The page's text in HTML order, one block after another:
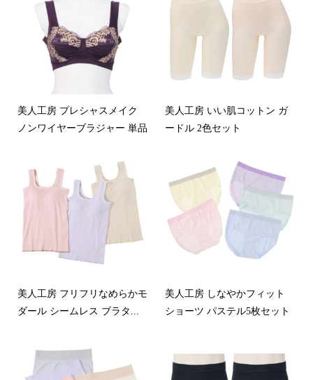
美人工房 プレシャスメイク
ノンワイヤーブラジャー 単品
美人工房 いい肌コットン ガ
ードル 2色セット
美人工房 フリフリなめらかモ
ダール シームレス ブラタ...
美人工房 しなやかフィット
ショーツ パステル5枚セット